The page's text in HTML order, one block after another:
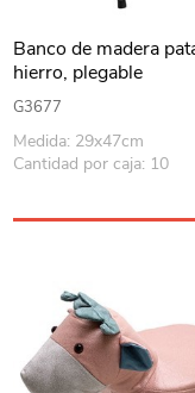
Banco de madera
hierro, plegable
G3677
Medida: 29x47cm
Cantidad por caja: 10